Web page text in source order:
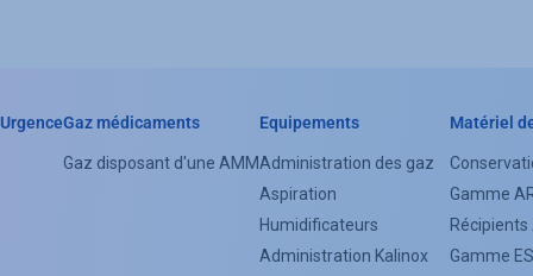
Header
UrgenceGaz médicaments
Gaz disposant d'une AMM
Equipements
Administration des gaz
Aspiration
Humidificateurs
Administration Kalinox
Matériel
Gamme
Récipients
Gamme